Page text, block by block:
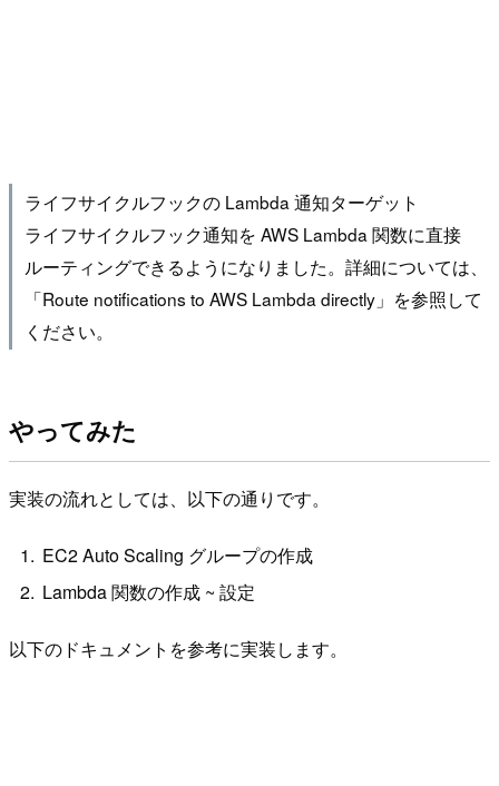
ライフサイクルフックの Lambda 通知ターゲット
ライフサイクルフック通知を AWS Lambda 関数に直接
ルーティングできるようになりました。詳細については、
「Route notifications to AWS Lambda directly」を参照して
ください。
やってみた
実装の流れとしては、以下の通りです。
EC2 Auto Scaling グループの作成
Lambda 関数の作成 ~ 設定
以下のドキュメントを参考に実装します。